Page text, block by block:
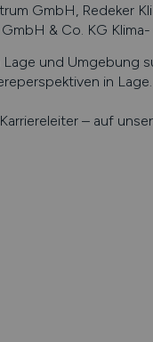
GmbH, Redeker
& Co. KG
Lage und Umgebung
in Lage
– auf